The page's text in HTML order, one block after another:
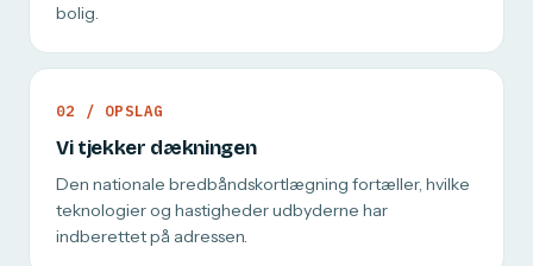
bolig.
02 / OPSLAG
Vi tjekker dækningen
Den nationale bredbåndskortlægning fortæller, hvilke
teknologier og hastigheder udbyderne har
indberettet på adressen.